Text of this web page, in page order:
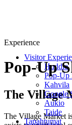
Visitor
Huddle
Pop-Up
Kahvila
Google
Aukio
Taide
Tapahtumat
Experience
Pop-Up
The Village
The Village Market